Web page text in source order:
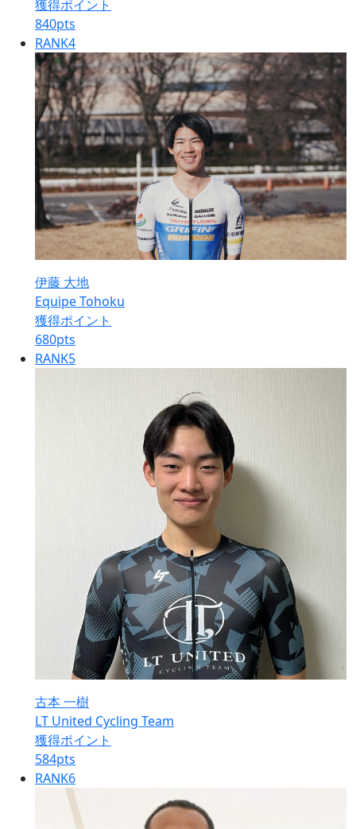
獲得ポイント
840pts
RANK4
伊藤 大地
Equipe Tohoku
獲得ポイント
680pts
RANK5
古本 一樹
LT United Cycling Team
獲得ポイント
584pts
RANK6